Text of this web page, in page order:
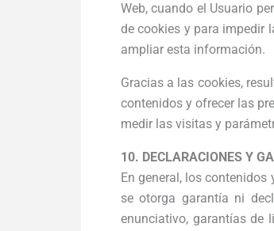
Web, cuando el Usuario
de cookies y para impedir
ampliar esta información.
Gracias a las cookies,
contenidos y ofrecer las
medir las visitas y
10. DECLARACIONES Y
En general, los
se otorga garantía ni
enunciativo, garantías de